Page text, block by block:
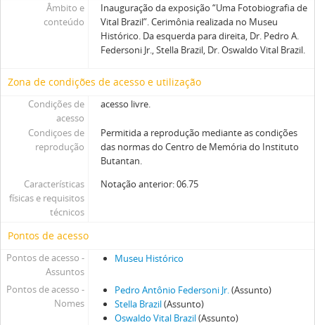
Âmbito e
conteúdo
Inauguração da exposição “Uma Fotobiografia de
Vital Brazil”. Cerimônia realizada no Museu
Histórico. Da esquerda para direita, Dr. Pedro A.
Federsoni Jr., Stella Brazil, Dr. Oswaldo Vital Brazil.
Zona de condições de acesso e utilização
Condições de
acesso
acesso livre.
Condiçoes de
reprodução
Permitida a reprodução mediante as condições
das normas do Centro de Memória do Instituto
Butantan.
Características
físicas e requisitos
técnicos
Notação anterior: 06.75
Pontos de acesso
Pontos de acesso -
Assuntos
Museu Histórico
Pontos de acesso -
Nomes
Pedro Antônio Federsoni Jr.(Assunto)
Stella Brazil(Assunto)
Oswaldo Vital Brazil(Assunto)